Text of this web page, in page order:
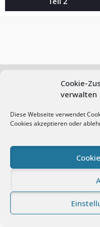
Cookie-
verwalten
Diese Webseite verwendet
Cookies akzeptieren oder
Impressum